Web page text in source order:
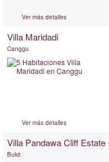
Ver más detalles
Villa Maridadi
Canggu
Ver más detalles
Villa Pandawa Cliff Estate
Bukit